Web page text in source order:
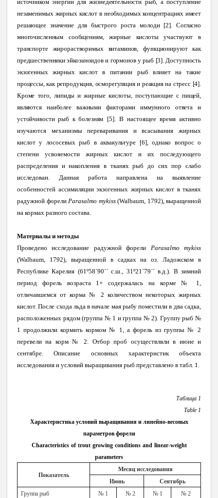
источником энергии для жизнедеятельности рыб, а поступление
незаменимых жирных кислот в необходимых концентрациях имеет
решающее значение для быстрого роста молоди [2]. Согласно
многочисленным сообщениям, жирные кислоты участвуют в
транспорте жирорастворимых витаминов, функционируют как
предшественники эйкозаноидов и гормонов у рыб [3]. Доступность
экзогенных жирных кислот в питании рыб влияет на такие
процессы, как репродукция, осморегуляция и реакция на стресс [4].
Кроме того, липиды и жирные кислоты, поступающие с пищей,
являются наиболее важными факторами иммунного ответа и
устойчивости рыб к болезням [5].В настоящее время активно
изучаются механизмы переваривания и всасывания жирных
кислот у лососевых рыб в аквакультуре [6], однако вопрос о
степени усвояемости жирных кислот и их последующего
распределения и накопления в тканях рыб до сих пор слабо
исследован. Данная работа направлена на выявление
особенностей ассимиляции экзогенных жирных кислот в тканях
радужной форели Parasalmo mykiss(Walbaum, 1792), выращенной
на кормах разного состава.
Материалы и методы
Проведено исследование радужной форели Parasalmo mykiss
(Walbaum, 1792), выращенной в садках на оз. Ладожском в
Республике Карелия (61º58´90´´ с.ш., 31º21´79´´ в.д.). В зимний
период форель возраста 1+ содержалась на корме № 1,
отличавшемся от корма № 2 количеством некоторых жирных
кислот. После схода льда в начале мая рыбу поместили в два садка,
расположенных рядом (группа № 1 и группа № 2). Группу рыб №
1 продолжили кормить кормом № 1, а форель из группы № 2
перевели на корм № 2. Отбор проб осуществляли в июне и
сентябре. Описание основных характеристик объекта
исследования и условий выращивания рыб представлено в табл. 1.
Таблица 1
Table 1
Характеристика условий выращивания и линейно-весовых
параметров форели
Characteristics of trout growing conditions and linear-weight
parameters
Показатель
Месяц исследования
Июнь
Сентябрь
Группа рыб
№ 1 № 2 № 1
№ 2